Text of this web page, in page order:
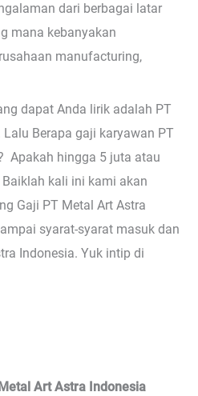
dari berbagai latar
mana kebanyakan
manufacturing,
dapat Anda lirik adalah PT
Berapa gaji karyawan PT
Apakah hingga 5 juta atau
kali ini kami akan
Gaji PT Metal Art Astra
syarat-syarat masuk dan
Indonesia. Yuk intip di
Art Astra Indonesia